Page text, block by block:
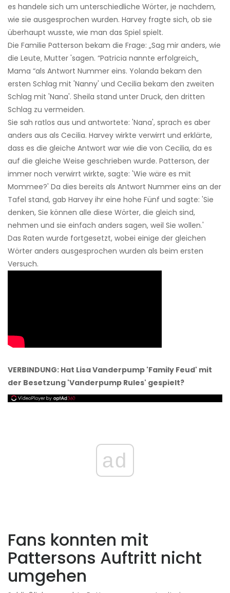
es handele sich um unterschiedliche Wörter, je nachdem,
wie sie ausgesprochen wurden. Harvey fragte sich, ob sie
überhaupt wusste, wie man das Spiel spielt.
Die Familie Patterson bekam die Frage: „Sag mir anders, wie
die Leute‚ Mutter 'sagen. “Patricia nannte erfolgreich„
Mama “als Antwort Nummer eins. Yolanda bekam den
ersten Schlag mit 'Nanny' und Cecilia bekam den zweiten
Schlag mit 'Nana'. Sheila stand unter Druck, den dritten
Schlag zu vermeiden.
Sie sah ratlos aus und antwortete: 'Nana', sprach es aber
anders aus als Cecilia. Harvey wirkte verwirrt und erklärte,
dass es die gleiche Antwort war wie die von Cecilia, da es
auf die gleiche Weise geschrieben wurde. Patterson, der
immer noch verwirrt wirkte, sagte: 'Wie wäre es mit
Mommee?' Da dies bereits als Antwort Nummer eins an der
Tafel stand, gab Harvey ihr eine hohe Fünf und sagte: 'Sie
denken, Sie können alle diese Wörter, die gleich sind,
nehmen und sie einfach anders sagen, weil Sie wollen.'
Das Raten wurde fortgesetzt, wobei einige der gleichen
Wörter anders ausgesprochen wurden als beim ersten
Versuch.
VERBINDUNG: Hat Lisa Vanderpump 'Family Feud' mit
der Besetzung 'Vanderpump Rules' gespielt?
ad
Fans konnten mit
Pattersons Auftritt nicht
umgehen